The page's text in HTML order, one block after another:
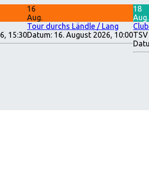
15:30
16
Aug.
Tour durchs Ländle / Lang
Datum: 16. August 2026, 10:00
18
Aug.